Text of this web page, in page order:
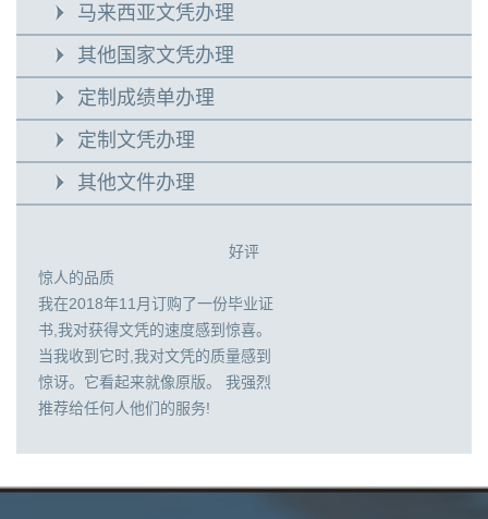
马来西亚文凭办理
其他国家文凭办理
定制成绩单办理
定制文凭办理
其他文件办理
好评
惊人的品质
我在2018年11月订购了一份毕业证
书,我对获得文凭的速度感到惊喜。
当我收到它时,我对文凭的质量感到
惊讶。它看起来就像原版。 我强烈
推荐给任何人他们的服务!